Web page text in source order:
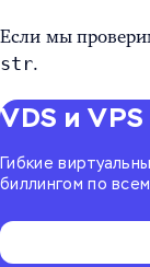
Если мы
str.
VDS и VPS
Гибкие
биллингом по